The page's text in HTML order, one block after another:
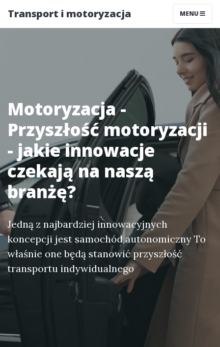
Transport i motoryzacja MENU
Motoryzacja -
Przyszłość motoryzacji
- jakie innowacje
czekają na naszą
branżę?
Jedną z najbardziej innowacyjnych
koncepcji jest samochód autonomiczny To
właśnie one będą stanowić przyszłość
transportu indywidualnego